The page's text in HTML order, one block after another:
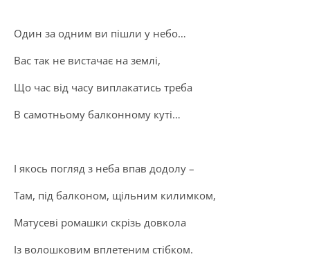
Один за одним ви пішли у небо…
Вас так не вистачає на землі,
Що час від часу виплакатись треба
В самотньому балконному куті…
І якось погляд з неба впав додолу –
Там, під балконом, щільним килимком,
Матусеві ромашки скрізь довкола
Із волошковим вплетеним стібком.